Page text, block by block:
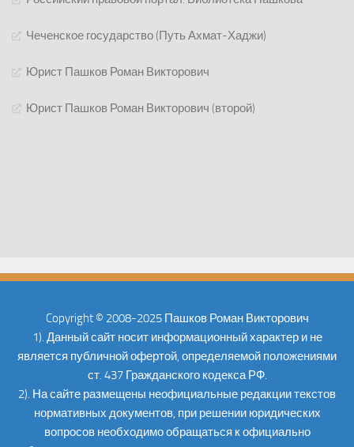
Чеченское государство (Путь Ахмат-Хаджи)
Юрист Пашков Роман Викторович
Юрист Пашков Роман Викторович (второй)
Copyright © 2008-2025 Пашков Роман Викторович
1). Данный сайт носит информационный характер и не
является публичной офертой, определяемой положениями
ст. 437 Гражданского кодекса РФ.
2). На сайте размещены неофициальные редакции текстов
нормативных документов, при решении юридических
вопросов необходимо обращаться к официально